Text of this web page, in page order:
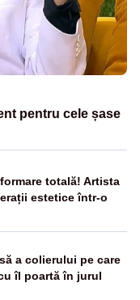
pentru cele șase
totală! Artista
estetice într-o
a colierului pe care
îl poartă în jurul